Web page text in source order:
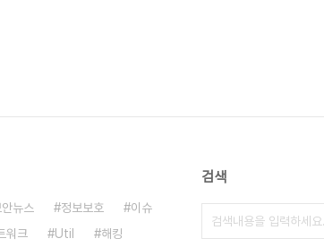
안뉴스 정보보호
이슈
워크 Util
해킹
검색